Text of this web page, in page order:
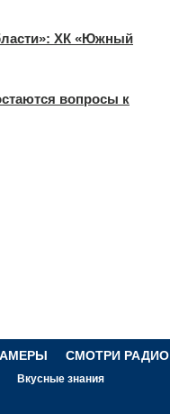
ХК «Южный
вопросы к
СМОТРИ РАДИО
Вкусные знания